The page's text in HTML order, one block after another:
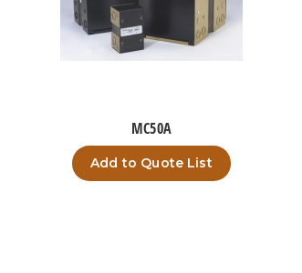
MC50A
Add to Quote List